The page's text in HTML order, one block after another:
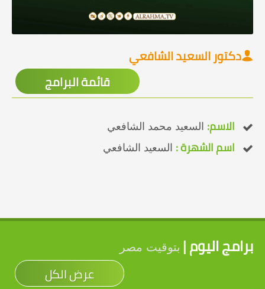
دكتور السعيد الشافعي
قائمة البرامج
الاسم: السعيد محمد الشافعي
اسم الشهرة : السعيد الشافعي
برامج اليوم | بتوقيت مصر
عرض الكل